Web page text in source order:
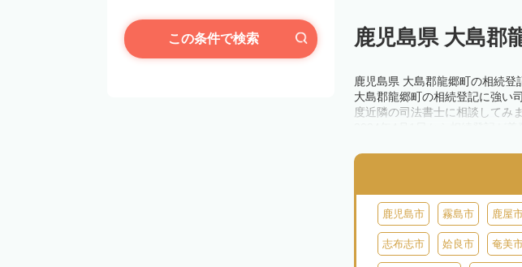
この条件で検索 鹿児島県 大島郡
鹿児島県 大島郡龍郷町の相続
大島郡龍郷町の相続登記に強い
度近隣の司法書士に相談してみ
きが必要です。義務化前の相続
相続登記は法律で定められてお
制度の活用を検討しましょう。
鹿児島市 霧島市 鹿屋
志布志市 姶良市 奄美